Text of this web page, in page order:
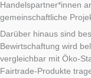
Handelspartner*innen
gemeinschaftliche
Darüber hinaus sind
Bewirtschaftung wird
vergleichbar mit Öko-
Fairtrade-Produkte